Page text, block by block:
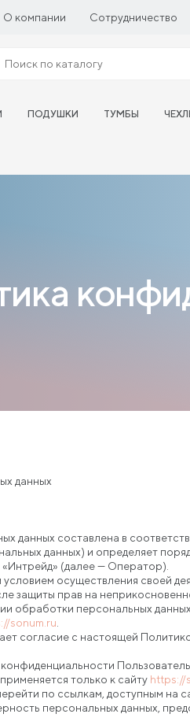
О компании Сотрудничество
ПОДУШКИ ТУМБЫ
данных
данных составлена в
данных) и определяет
(далее — Оператор).
осуществления своей
защиты прав на
обработки персональных
sonum.ru
согласие с настоящей
только к сайту https://
по ссылкам, доступным на
персональных данных,